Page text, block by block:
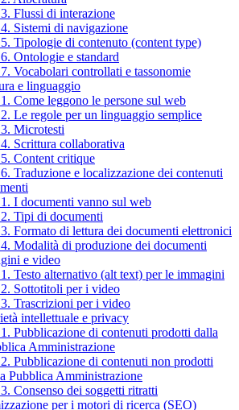
Flussi di interazione
Sistemi di navigazione
Tipologie di contenuto (content type)
Ontologie e standard
Vocabolari controllati e tassonomie
e linguaggio
Come leggono le persone sul web
Le regole per un linguaggio semplice
Microtesti
Scrittura collaborativa
Content critique
Traduzione e localizzazione dei contenuti
I documenti vanno sul web
Tipi di documenti
Formato di lettura dei documenti elettronici
Modalità di produzione dei documenti
e video
Testo alternativo (alt text) per le immagini
Sottotitoli per i video
Trascrizioni per i video
intellettuale e privacy
Pubblicazione di contenuti prodotti dalla
Amministrazione
Pubblicazione di contenuti non prodotti
Pubblica Amministrazione
Consenso dei soggetti ritratti
per i motori di ricerca (SEO)